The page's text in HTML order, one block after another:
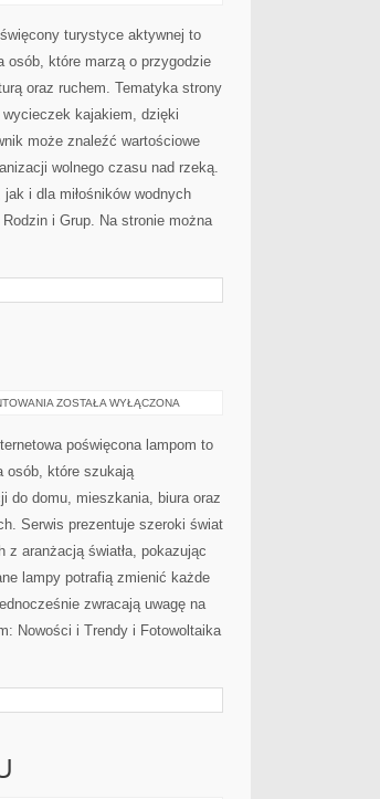
turystyce aktywnej to
osób, które marzą o przygodzie
oraz ruchem. Tematyka strony
wycieczek kajakiem, dzięki
może znaleźć wartościowe
wolnego czasu nad rzeką.
i dla miłośników wodnych
i Grup. Na stronie można
OŚWIETLENIE
ZOSTAŁA WYŁĄCZONA
poświęcona lampom to
osób, które szukają
do domu, mieszkania, biura oraz
Serwis prezentuje szeroki świat
z aranżacją światła, pokazując
lampy potrafią zmienić każde
zwracają uwagę na
Nowości i Trendy i Fotowoltaika